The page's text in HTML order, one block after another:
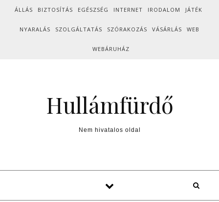
Skip to content
ÁLLÁS BIZTOSÍTÁS EGÉSZSÉG INTERNET IRODALOM JÁTÉK
NYARALÁS SZOLGÁLTATÁS SZÓRAKOZÁS VÁSÁRLÁS WEB
WEBÁRUHÁZ
Hullámfürdő
Nem hivatalos oldal